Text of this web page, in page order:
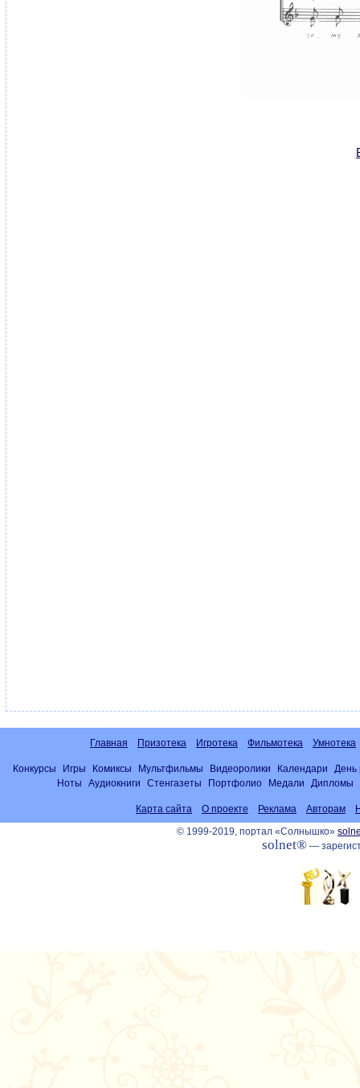
Главная Призотека Игротека Фильмотека Умнотека
Конкурсы Игры Комиксы Мультфильмы Видеоролики Календари
День
Ноты
Аудиокниги Стенгазеты Портфолио Медали Дипломы
Карта сайта О проекте Реклама Авторам
© 1999-2019, портал «Солнышко»
solnet®—